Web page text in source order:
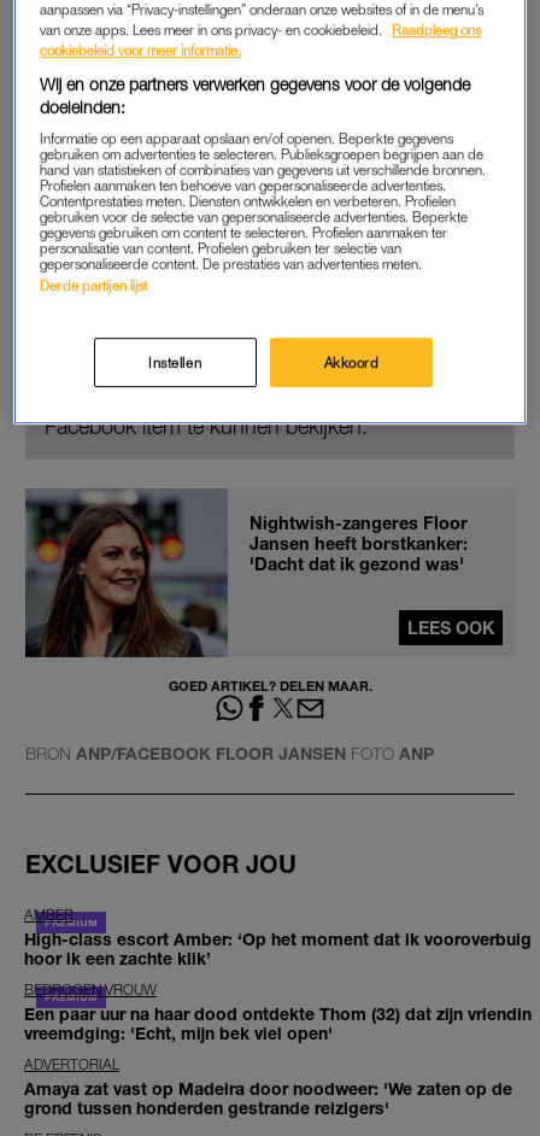
Nog niet zolang geleden maakte de zangeres bekend dat ze
een behandeling onderging vanwege
borst . Na een heftige periode werd ze volledig schoon
verklaard, waarna ze eind november weer op het podium
stond.
BESTE ZANGERS
Jansen deed in 2019 mee met het tv-programma
Zangersen timmert sindsdien naast haar Nightwish-carrière
2021 ook op in AFAS Live.
Facebook item te kunnen bekijken.
Nightwish-zangeres Floor
Jansen heeft borstkanker:
'Dacht dat ik gezond was'
LEES OOK
GOED ARTIKEL? DELEN MAAR.
BRON ANP/FACEBOOK FLOOR JANSEN FOTO ANP
EXCLUSIEF VOOR JOU
AMBER
High-class escort Amber: ‘Op het moment dat ik vooroverbuig
hoor ik een zachte klik’
BEDROGEN VROUW
Een paar uur na haar dood ontdekte Thom (32) dat zijn vriendin
vreemdging: 'Echt, mijn bek viel open'
ADVERTORIAL
Amaya zat vast op Madeira door noodweer: 'We zaten op de
grond tussen honderden gestrande reizigers'
aanpassen via “Privacy-instellingen” onderaan onze websites of in de menu’s
van onze apps. Lees meer in ons privacy- en cookiebeleid.
Raadpleeg ons
cookiebeleid voor meer informatie.
Wij en onze partners verwerken gegevens voor de volgende
doeleinden:
Informatie op een apparaat opslaan en/of openen. Beperkte gegevens
gebruiken om advertenties te selecteren. Publieksgroepen begrijpen aan de
hand van statistieken of combinaties van gegevens uit verschillende bronnen.
Profielen aanmaken ten behoeve van gepersonaliseerde advertenties.
Contentprestaties meten. Diensten ontwikkelen en verbeteren. Profielen
gebruiken voor de selectie van gepersonaliseerde advertenties. Beperkte
gegevens gebruiken om content te selecteren. Profielen aanmaken ter
personalisatie van content. Profielen gebruiken ter selectie van
gepersonaliseerde content. De prestaties van advertenties meten.
Derde partijen lijst
Instellen Akkoord